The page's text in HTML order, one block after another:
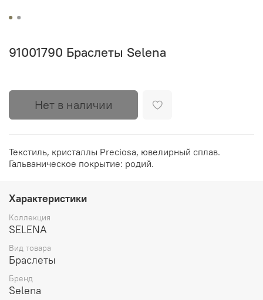
91001790 Браслеты Selena
Нет в наличии
Текстиль, кристаллы Preciosa, ювелирный сплав.
Гальваническое покрытие: родий.
Характеристики
Коллекция
SELENA
Вид товара
Браслеты
Бренд
Selena